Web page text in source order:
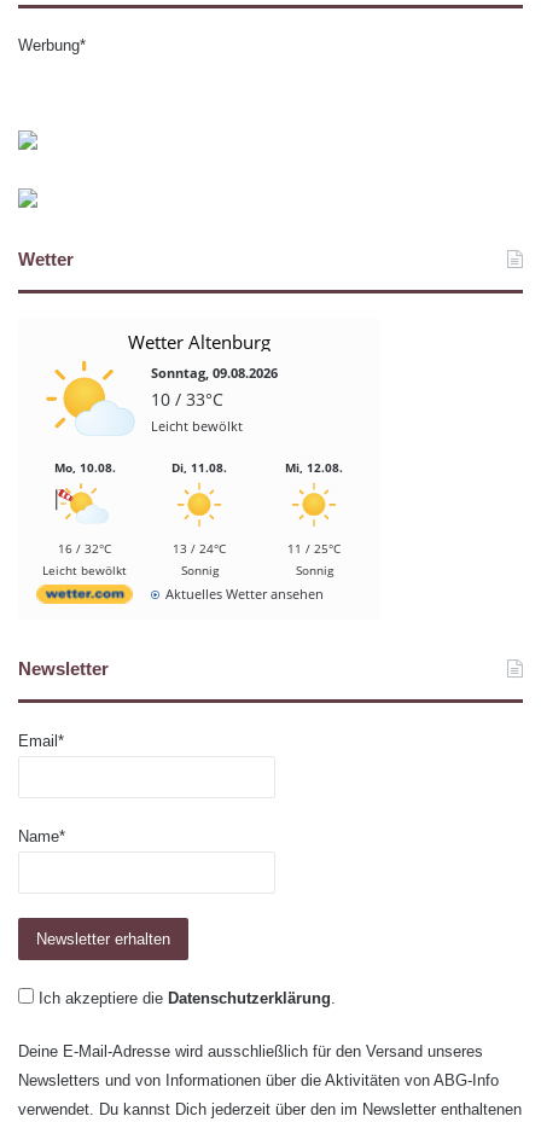
Werbung*
Wetter
Wetter Altenburg
Sonntag, 09.08.2026
10 / 33°C
Leicht bewölkt
Mo, 10.08.
16 / 32°C
Leicht bewölkt
Di, 11.08.
13 / 24°C
Sonnig
Mi, 12.08.
11 / 25°C
Sonnig
Aktuelles Wetter ansehen
Newsletter
Email*
Name*
Ich akzeptiere die Datenschutzerklärung.
Deine E-Mail-Adresse wird ausschließlich für den Versand unseres
Newsletters und von Informationen über die Aktivitäten von ABG-Info
verwendet. Du kannst Dich jederzeit über den im Newsletter enthaltenen